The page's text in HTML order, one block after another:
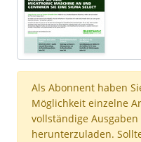
Als Abonnent haben
Möglichkeit einzelne
vollständige Ausgaben
herunterzuladen.